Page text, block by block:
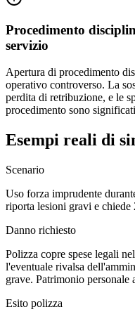
Procedimento
servizio
Apertura di procedimento
operativo controverso. La
perdita di retribuzione, e le
procedimento sono
Esempi reali di
Scenario
Uso forza imprudente
riporta lesioni gravi e
Danno richiesto
Polizza copre spese legali
l'eventuale rivalsa
grave. Patrimonio personale
Esito polizza